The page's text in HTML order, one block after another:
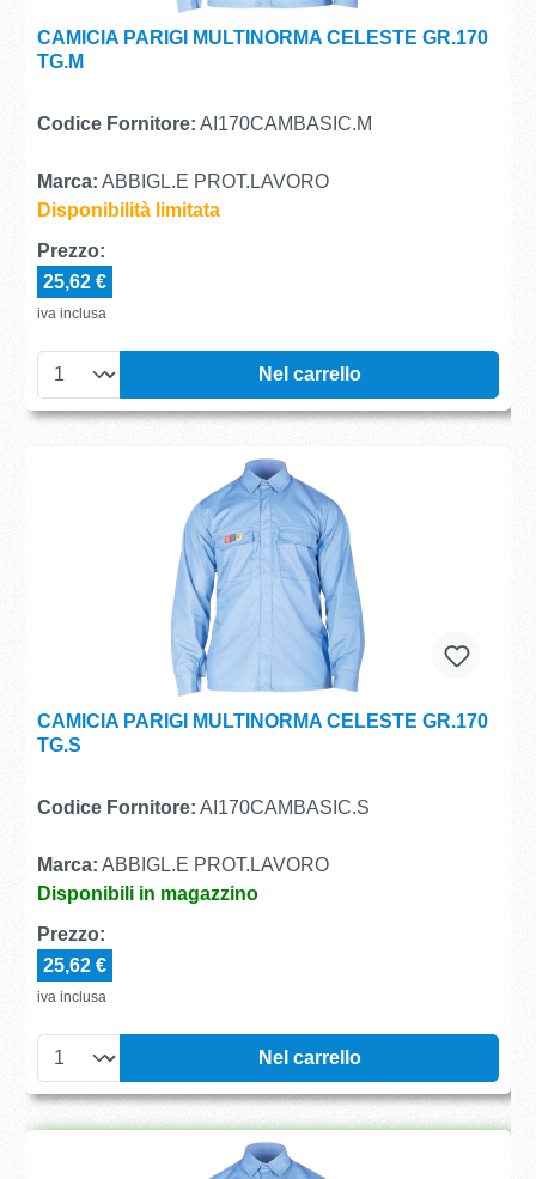
CAMICIA PARIGI MULTINORMA CELESTE GR.170
TG.M
Codice Fornitore: AI170CAMBASIC.M
Marca: ABBIGL.E PROT.LAVORO
Disponibilità limitata
Prezzo:
25,62 €
iva inclusa
Nel carrello
CAMICIA PARIGI MULTINORMA CELESTE GR.170
TG.S
Codice Fornitore: AI170CAMBASIC.S
Marca: ABBIGL.E PROT.LAVORO
Disponibili in magazzino
Prezzo:
25,62 €
iva inclusa
Nel carrello